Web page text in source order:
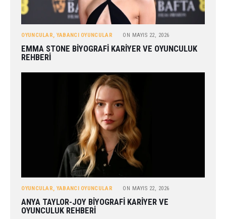
OYUNCULAR, YABANCI OYUNCULAR ON MAYIS 22, 2026
EMMA STONE BIYOGRAFI KARIYER VE OYUNCULUK
REHBERI
OYUNCULAR, YABANCI OYUNCULAR ON MAYIS 22, 2026
ANYA TAYLOR-JOY BIYOGRAFI KARIYER VE
OYUNCULUK REHBERI